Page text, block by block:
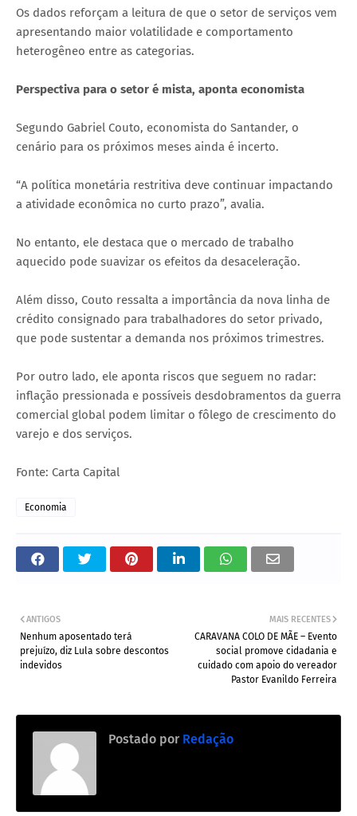
Os dados reforçam a leitura de que o setor de serviços vem
apresentando maior volatilidade e comportamento
heterogêneo entre as categorias.
Perspectiva para o setor é mista, aponta economista
Segundo Gabriel Couto, economista do Santander, o
cenário para os próximos meses ainda é incerto.
“A política monetária restritiva deve continuar impactando
a atividade econômica no curto prazo”, avalia.
No entanto, ele destaca que o mercado de trabalho
aquecido pode suavizar os efeitos da desaceleração.
Além disso, Couto ressalta a importância da nova linha de
crédito consignado para trabalhadores do setor privado,
que pode sustentar a demanda nos próximos trimestres.
Por outro lado, ele aponta riscos que seguem no radar:
inflação pressionada e possíveis desdobramentos da guerra
comercial global podem limitar o fôlego de crescimento do
varejo e dos serviços.
Fonte: Carta Capital
Economia
MAIS RECENTES
CARAVANA COLO DE MÃE – Evento
social promove cidadania e
cuidado com apoio do vereador
Pastor Evanildo Ferreira
ANTIGOS
Nenhum aposentado terá
prejuízo, diz Lula sobre descontos
indevidos
Postado por Redação